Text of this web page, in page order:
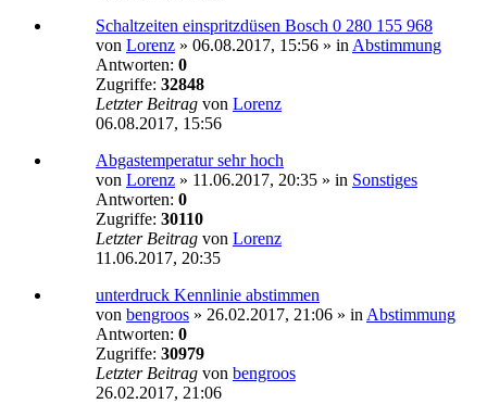
Schaltzeiten einspritzdüsen Bosch 0 280 155 968
von Lorenz » 06.08.2017, 15:56 » in Abstimmung
Antworten: 0
Zugriffe: 32848
Letzter Beitrag von Lorenz
06.08.2017, 15:56
Abgastemperatur sehr hoch
von Lorenz » 11.06.2017, 20:35 » in Sonstiges
Antworten: 0
Zugriffe: 30110
Letzter Beitrag von Lorenz
11.06.2017, 20:35
unterdruck Kennlinie abstimmen
von bengroos » 26.02.2017, 21:06 » in Abstimmung
Antworten: 0
Zugriffe: 30979
Letzter Beitrag von bengroos
26.02.2017, 21:06